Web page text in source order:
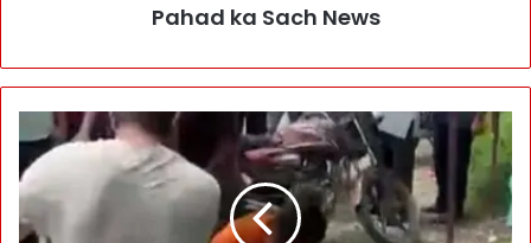
Pahad ka Sach News